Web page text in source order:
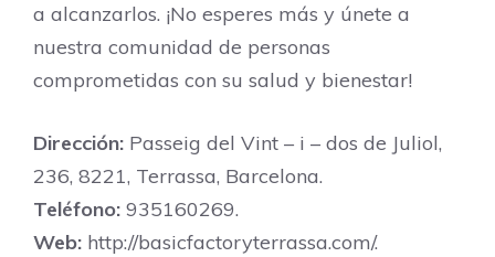
a alcanzarlos. ¡No esperes más y únete a
nuestra comunidad de personas
comprometidas con su salud y bienestar!
Dirección: Passeig del Vint – i – dos de Juliol,
236, 8221, Terrassa, Barcelona.
Teléfono: 935160269.
Web: http://basicfactoryterrassa.com/.